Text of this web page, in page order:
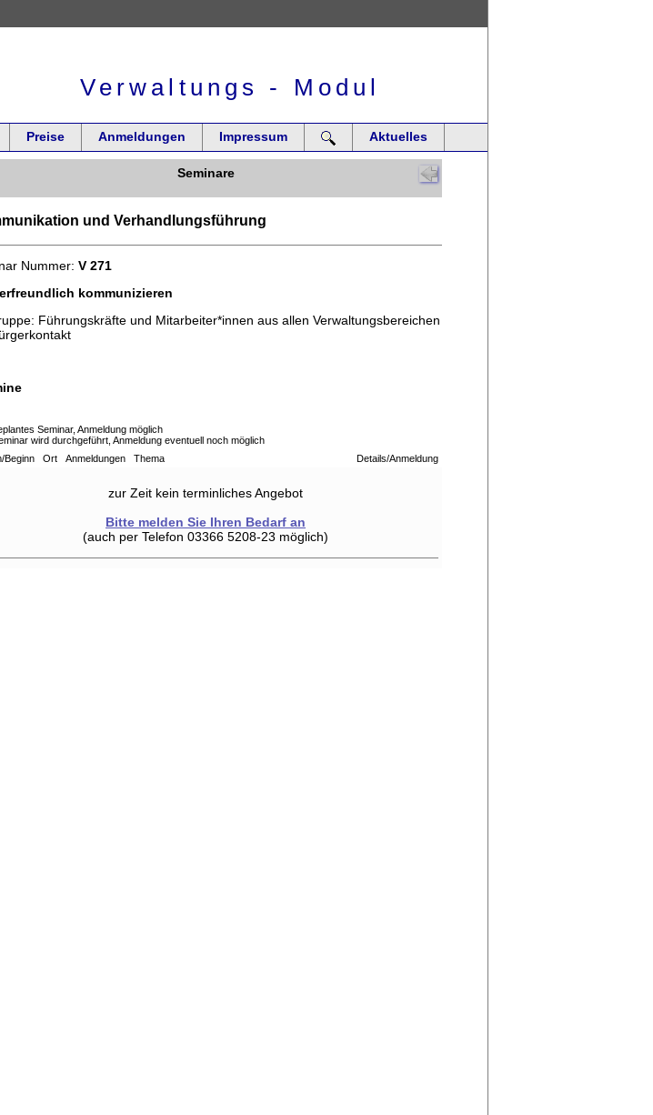
Verwaltungs - Modul
Preise Anmeldungen Impressum Aktuelles
Seminare
und Verhandlungsführung
Nummer: V 271
kommunizieren
Führungskräfte und Mitarbeiter*innen aus allen Verwaltungsbereichen
Seminar, Anmeldung möglich
wird durchgeführt, Anmeldung eventuell noch möglich
Beginn Ort Anmeldungen Thema
Details/Anmeldung
zur Zeit kein terminliches Angebot
Bitte melden Sie Ihren Bedarf an
(auch per Telefon 03366 5208-23 möglich)